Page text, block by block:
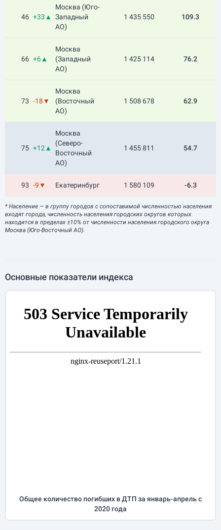
46 +33▲
Москва (Юго-
Западный
АО)
1 435 550 109.3
66 +6▲
Москва
(Западный
АО)
1 425 114 76.2
73 -18▼
Москва
(Восточный
АО)
1 508 678 62.9
75 +12▲
Москва
(Северо-
Восточный
АО)
1 455 811 54.7
93 -9▼ Екатеринбург 1 580 109 -6.3
* Население — в группу городов с сопоставимой численностью населения
входят города, численность населения городских округов которых
находится в пределах ±10% от численности населения городского округа
Москва (Юго-Восточный АО).
Основные показатели индекса
Общее количество погибших в ДТП за январь-апрельс
2020 года